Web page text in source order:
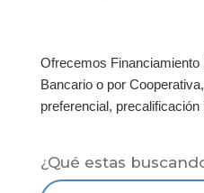
Ofrecemos Financiamiento
Bancario o por
preferencial, precalificación
¿Qué estas